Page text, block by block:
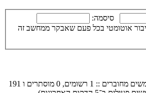
סיסמה:
אוטומטי בכל פעם שאבקר ממחשב זה
משתמשים מחוברים :: 1 רשומים, 0 מוסתרים ו 191